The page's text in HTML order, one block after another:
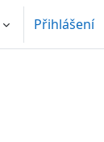
Přihlášení